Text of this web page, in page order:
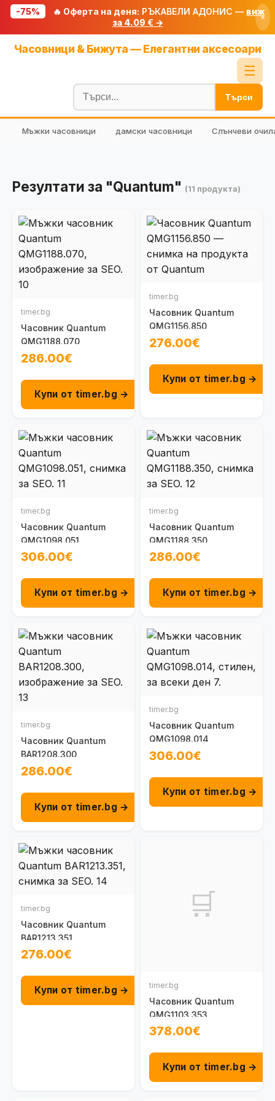
-75% 🔥 Оферта на деня: РЪКАВЕЛИ АДОНИС — виж
за 4.09 € →
×
Часовници & Бижута — Елегантни аксесоари
☰
Блог
🧮 Калкулатори
🔍 Намери продукт
Търси
Мъжки часовници дамски часовници Слънчеви
Резултати за "Quantum" (11 продукта)
timer.bg
Часовник Quantum
QMG1188.070
286.00€
Купи от timer.bg →
timer.bg
Часовник Quantum
QMG1156.850
276.00€
Купи от timer.bg →
timer.bg
Часовник Quantum
QMG1098.051
306.00€
Купи от timer.bg →
timer.bg
Часовник Quantum
QMG1188.350
286.00€
Купи от timer.bg →
timer.bg
Часовник Quantum
BAR1208.300
286.00€
Купи от timer.bg →
timer.bg
Часовник Quantum
QMG1098.014
306.00€
Купи от timer.bg →
timer.bg
Часовник Quantum
BAR1213.351
276.00€
Купи от timer.bg →
🛒
timer.bg
Часовник Quantum
QMG1103.353
378.00€
Купи от timer.bg →